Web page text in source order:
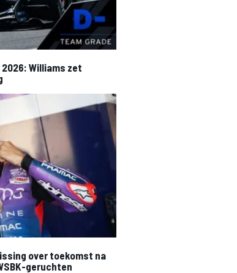
Williams zet
over toekomst na
geruchten